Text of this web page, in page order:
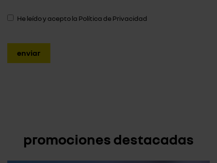
He leído y acepto la Política de Privacidad
promociones destacadas